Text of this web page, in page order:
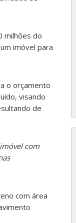
milhões do
imóvel para
o orçamento
visando
de
com
com área